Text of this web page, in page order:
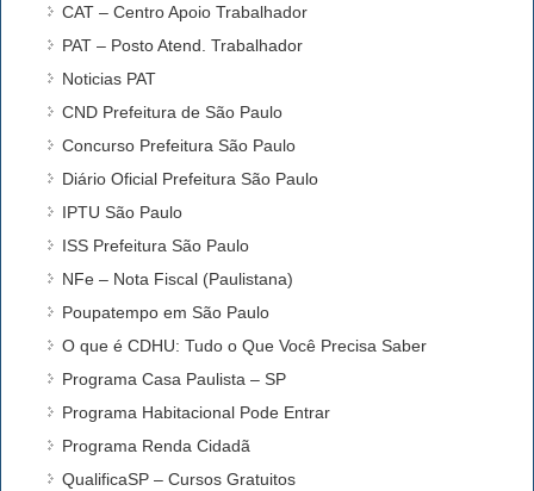
CAT – Centro Apoio Trabalhador
PAT – Posto Atend. Trabalhador
Noticias PAT
CND Prefeitura de São Paulo
Concurso Prefeitura São Paulo
Diário Oficial Prefeitura São Paulo
IPTU São Paulo
ISS Prefeitura São Paulo
NFe – Nota Fiscal (Paulistana)
Poupatempo em São Paulo
O que é CDHU: Tudo o Que Você Precisa Saber
Programa Casa Paulista – SP
Programa Habitacional Pode Entrar
Programa Renda Cidadã
QualificaSP – Cursos Gratuitos